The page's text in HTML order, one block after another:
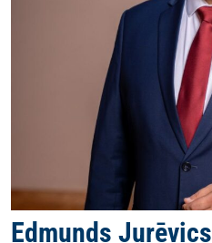
Edmunds Jurēvics